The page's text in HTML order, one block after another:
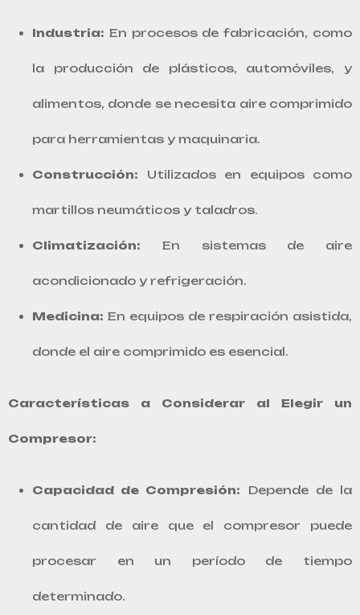
Industria: En procesos de fabricación, como
la producción de plásticos, automóviles, y
alimentos, donde se necesita aire comprimido
para herramientas y maquinaria.
Construcción: Utilizados en equipos como
martillos neumáticos y taladros.
Climatización: En sistemas de aire
acondicionado y refrigeración.
Medicina: En equipos de respiración asistida,
donde el aire comprimido es esencial.
Características a Considerar al Elegir un
Compresor:
Capacidad de Compresión: Depende de la
cantidad de aire que el compresor puede
procesar en un período de tiempo
determinado.